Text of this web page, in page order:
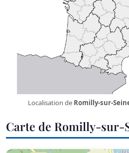
Localisation de Romilly-sur-
Carte de Romilly-sur-